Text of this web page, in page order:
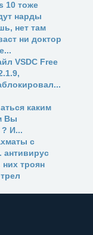
10 тоже
нарды
нет там
ни доктор
VSDC Free
каким
Вы
? И...
с
антивирус
троян